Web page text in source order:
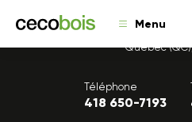
Menu
1175, avenue
Québec (QC),
Téléphone
418 650-7193